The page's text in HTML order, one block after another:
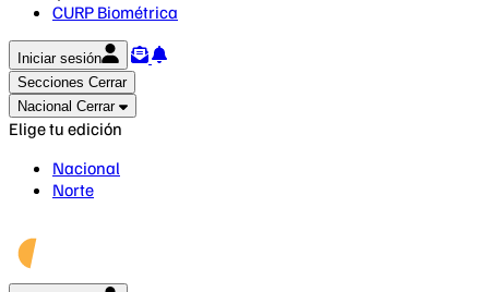
CURP Biométrica
Iniciar sesión
Secciones Cerrar
Nacional Cerrar
Elige tu edición
Nacional
Norte